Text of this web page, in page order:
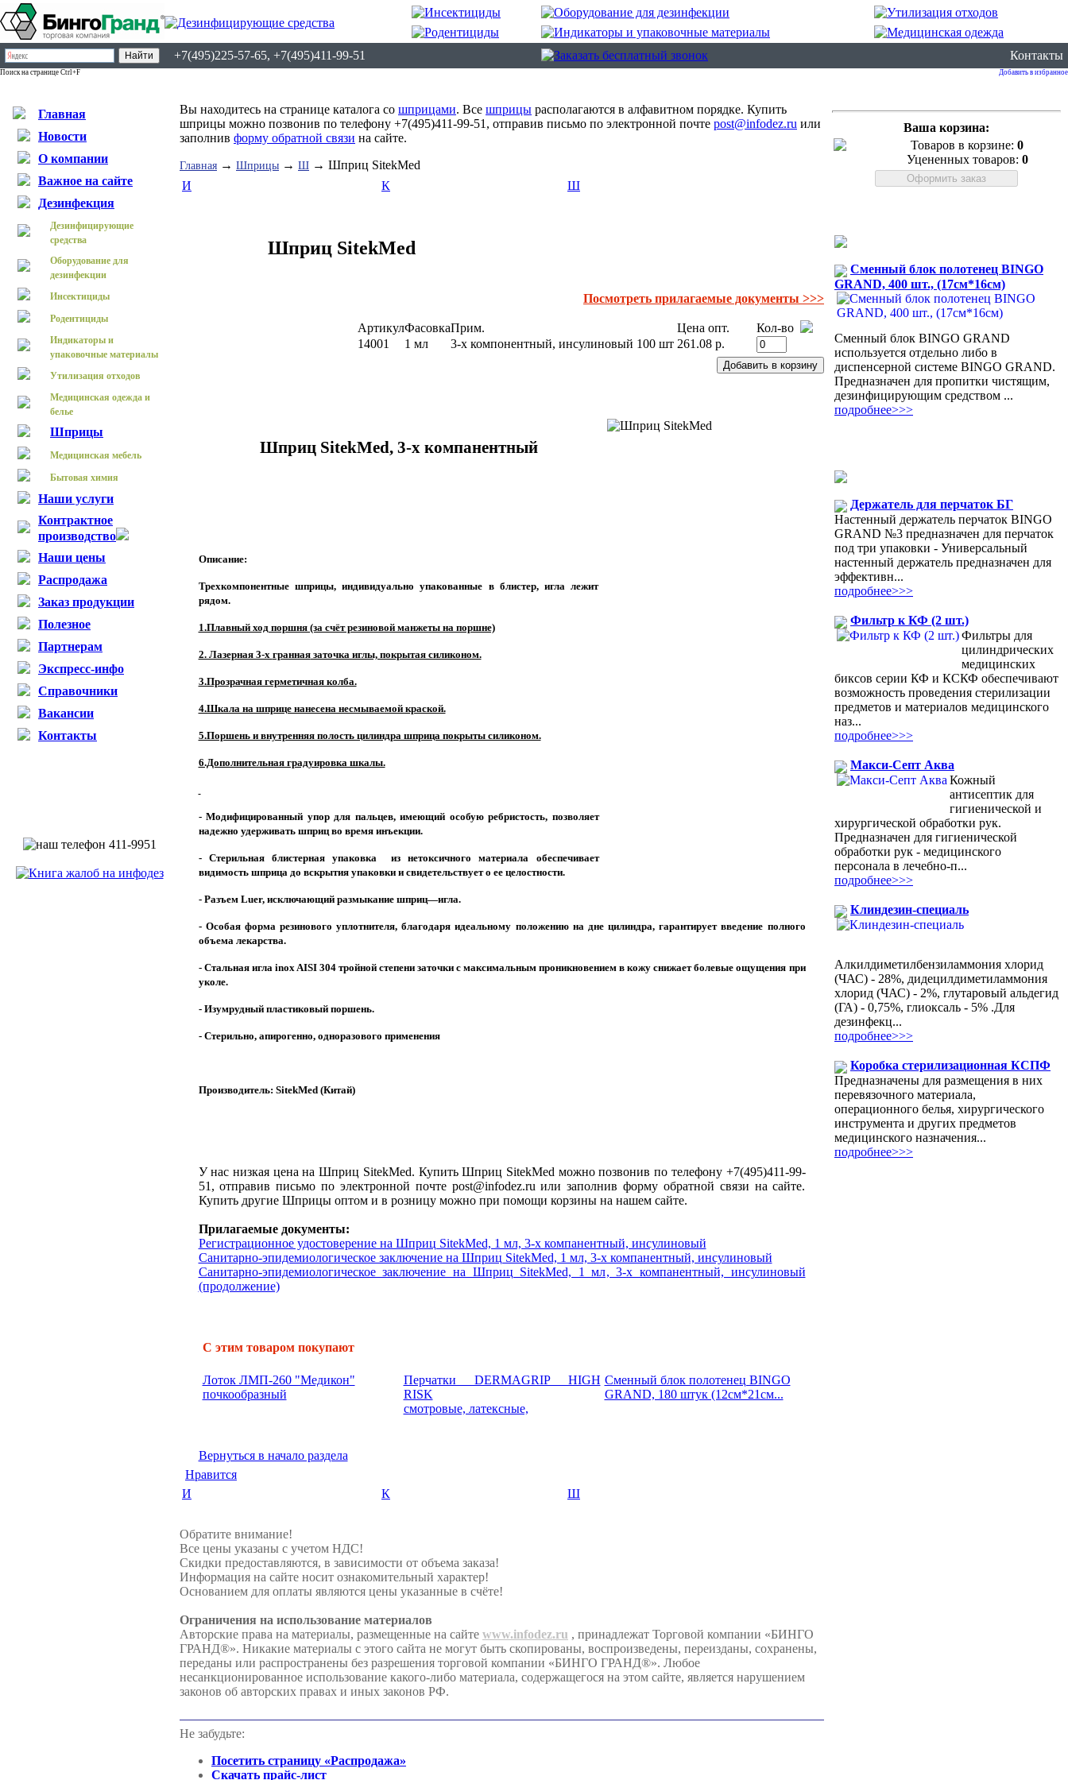
+7(495)225-57-65, +7(495)411-99-51 Контакты
Поиск на странице Ctrl+F Добавить в избранное
Главная
Новости
О компании
Важное на сайте
Дезинфекция
Дезинфицирующие
средства
Оборудование для
дезинфекции
Инсектициды
Родентициды
Индикаторы и
упаковочные материалы
Утилизация отходов
Медицинская одежда и
белье
Шприцы
Медицинская мебель
Бытовая химия
Наши услуги
Контрактное
производство
Наши цены
Распродажа
Заказ продукции
Полезное
Партнерам
Экспресс-инфо
Справочники
Вакансии
Контакты
Вы находитесь на странице каталога со шприцами. Все шприцы располагаются в алфавитном порядке. Купить
шприцы можно позвонив по телефону +7(495)411-99-51, отправив письмо по электронной почте post@infodez.ru или
заполнив форму обратной связи на сайте.
Главная → Шприцы → Ш → Шприц SitekMed
И
К Ш
Шприц SitekMed
Посмотреть прилагаемые документы >>>
АртикулФасовкаПрим. Цена опт.
Кол-во
14001
1 мл 3-х компонентный, инсулиновый 100 шт 261.08 р.
Шприц SitekMed, 3-х компанентный
Описание:
Трехкомпонентные шприцы, индивидуально упакованные в блистер, игла лежит
рядом.
1.Плавный ход поршня (за счёт резиновой манжеты на поршне)
2. Лазерная 3-х граннаязаточка иглы, покрытая силиконом.
3.Прозрачная герметичная колба.
4.Шкала на шприце нанесена несмываемой краской.
5.Поршень и внутренняя полость цилиндра шприца покрыты силиконом.
6.Дополнительная градуировка шкалы.
- Модифицированный упор для пальцев, имеющий особую ребристость, позволяет
надежно удерживать шприц во время инъекции.
- Стерильная блистерная упаковка
из нетоксичного материала обеспечивает
видимость шприца до вскрытия упаковки и свидетельствует о ее целостности.
- Разъем Luer, исключающий размыкание шприц—игла.
- Особая форма резинового уплотнителя, благодаря идеальному положению на дне цилиндра, гарантирует введение полного
объема лекарства.
- Стальная игла inoxAISI 304 тройной степени заточки с максимальным проникновением в кожу снижает болевые ощущения при
уколе.
- Изумрудный пластиковый поршень.
- Стерильно, апирогенно, одноразового применения
Производитель: SitekMed(Китай)
У нас низкая цена на Шприц SitekMed. Купить Шприц SitekMed можно позвонив по телефону +7(495)411-99-
51, отправив письмо по электронной почте post@infodez.ru или заполнив форму обратной связи на сайте.
Купить другие Шприцы оптом и в розницу можно при помощи корзины на нашем сайте.
Прилагаемые документы:
Регистрационное удостоверение на Шприц SitekMed, 1 мл, 3-х компанентный, инсулиновый
Санитарно-эпидемиологическое заключение на Шприц SitekMed, 1 мл, 3-х компанентный, инсулиновый
Санитарно-эпидемиологическое заключение на Шприц SitekMed, 1 мл, 3-х компанентный, инсулиновый
(продолжение)
С этим товаром покупают
Лоток ЛМП-260 "Медикон"
почкообразный
Перчатки DERMAGRIP HIGH
RISK
смотровые, латексные,
Сменный блок полотенец BINGO
GRAND, 180 штук (12см*21см...
Вернуться в начало раздела
Нравится
И
К Ш
Обратите внимание!
Все цены указаны с учетом НДС!
Скидки предоставляются, в зависимости от объема заказа!
Информация на сайте носит ознакомительный характер!
Основанием для оплаты являются цены указанные в счёте!
Ограничения на использование материалов
Авторские права на материалы, размещенные на сайте www.infodez.ru , принадлежат Торговой компании «БИНГО
ГРАНД®». Никакие материалы с этого сайта не могут быть скопированы, воспроизведены, переизданы, сохранены,
переданы или распространены без разрешения торговой компании «БИНГО ГРАНД®». Любое
несанкционированное использование какого-либо материала, содержащегося на этом сайте, является нарушением
законов об авторских правах и иных законов РФ.
Не забудьте:
Посетить страницу «Распродажа»
Скачать прайс-лист
Ваша корзина:
Товаров в корзине: 0
Уцененных товаров: 0
Сменный блок полотенец BINGO
GRAND, 400 шт., (17см*16см)
Сменный блок BINGO GRAND
используется отдельно либо в
диспенсерной системе BINGO GRAND.
Предназначен для пропитки чистящим,
дезинфицирующим средством ...
подробнее>>>
Держатель для перчаток БГ
Настенный держатель перчаток BINGO
GRAND №3 предназначен для перчаток
под три упаковки - Универсальный
настенный держатель предназначен для
эффективн...
подробнее>>>
Фильтр к КФ (2 шт.)
Фильтры для
цилиндрических
медицинских
биксов серии КФ и КСКФ обеспечивают
возможность проведения стерилизации
предметов и материалов медицинского
наз...
подробнее>>>
Макси-Септ Аква
Кожный
антисептик для
гигиенической и
хирургической обработки рук.
Предназначен для гигиенической
обработки рук - медицинского
персонала в лечебно-п...
подробнее>>>
Клиндезин-специаль
Алкилдиметилбензиламмония хлорид
(ЧАС) - 28%, дидецилдиметиламмония
хлорид (ЧАС) - 2%, глутаровый альдегид
(ГА) - 0,75%, глиоксаль - 5% .Для
дезинфекц...
подробнее>>>
Коробка стерилизационная КСПФ
Предназначены для размещения в них
перевязочного материала,
операционного белья, хирургического
инструмента и других предметов
медицинского назначения...
подробнее>>>